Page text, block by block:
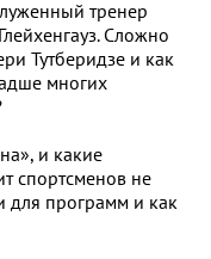
тренер
Сложно
Тутберидзе и как
многих
и какие
спортсменов не
для программ и как